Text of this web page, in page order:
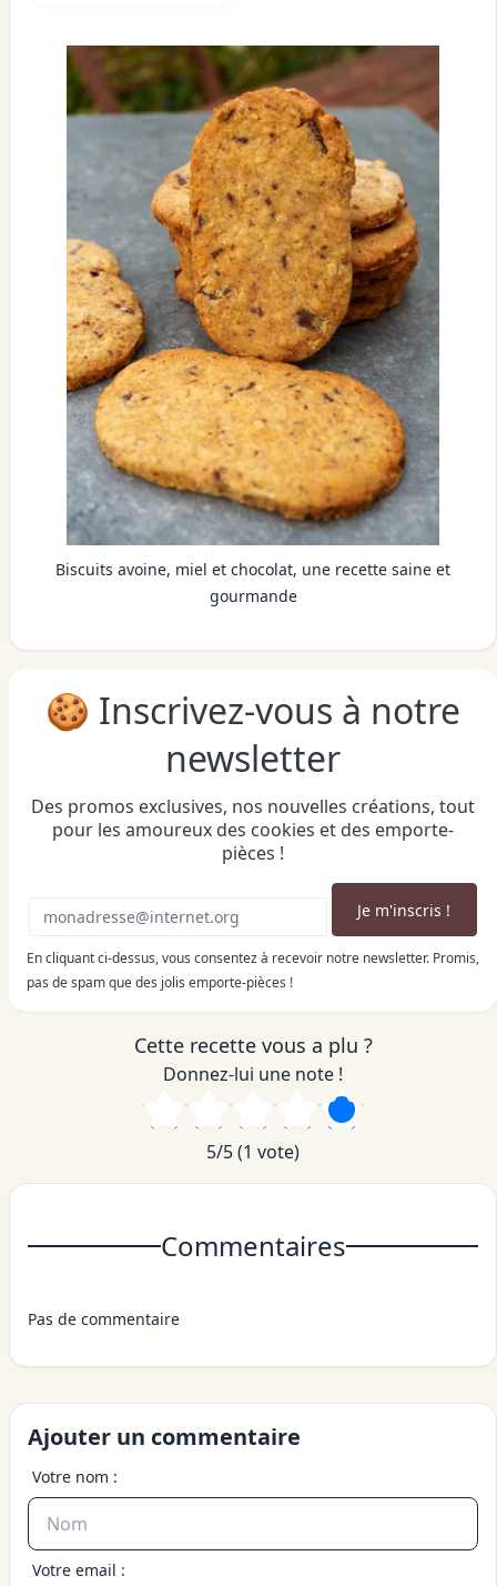
Biscuits avoine, miel et chocolat, une recette saine et
gourmande
🍪 Inscrivez-vous à notre
newsletter
Des promos exclusives, nos nouvelles créations, tout
pour les amoureux des cookies et des emporte-
pièces !
En cliquant ci-dessus, vous consentez à recevoir notre newsletter. Promis,
pas de spam que des jolis emporte-pièces !
Cette recette vous a plu ?
Donnez-lui une note !
5/5 (1 vote)
Commentaires
Pas de commentaire
Ajouter un commentaire
Votre nom :
Votre email :